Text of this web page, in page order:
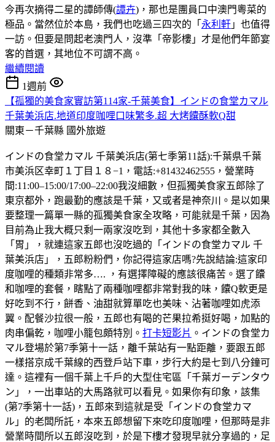
今再次摘得二星的譚師傳(譚卉)，那也是團員口中澳門粵菜的
極品。當然位於本島，我們也吃過三四次的「 永利軒 」也值得
一訪。但要是問起老澳門人，沒準「帝影樓」才是他們年節宴
客的首選，其地位不可謂不高。
繼續閱讀
1週前
【孤獨的美食家實訪第114家-千葉美食】インドの食堂カマル
千葉美浜店.地道印度咖哩口味繁多.超 大烤饢酥軟Q甜
關東－千葉縣 國外旅遊
インドの食堂カマル 千葉美浜店(第七季第11話):千葉県千葉
市美浜区幸町１丁目１８−1，電話:+81432462555，營業時
間:11:00–15:00/17:00–22:00我沒細數，但孤獨美食家五郎除了
東京都外，跑最勤的應該是千葉，又或者是神奈川。是以如果
要整理一篇單一縣的孤獨美食家全攻略，可能就是千葉，因為
目前為止我大概只剩一兩家沒吃到，其他十多家都全數入
「胃」，就連這家五郎也沒吃過的「インドの食堂カマル 千
葉美浜店」，五郎粉粉們，你記得這家店嗎?先說結論:這家印
度咖哩的種類非常多…. ，有選擇障礙的應該很痛苦。選了饢
和咖哩的套餐，瞎點了兩種咖哩都非常對我的味，饢Q軟更是
好吃到不行，餅香、油甜就算單吃也美味、沾著咖哩如虎添
翼。配餐沙拉很一般，五郎也有喝的芒果拉希挺好喝，加點的
肉串偏乾，咖哩小籠包頗特別。 打卡短影片 。インドの食堂カ
マル登場於第7季第十一話，離千葉站有一點距離，要跟五郎
一樣搭京成千葉線的西登戶站下車，步行大約是七到八分鐘可
達。這裡有一個千葉上千戶的大型住宅區「千葉ガーデンタウ
ン」，一出車站的大馬路就可以看見。如果你有印象，該集
(第7季第十一話)，五郎來到這就是受「インドの食堂カマ
ル」的老闆所託，本來五郎想留下來吃印度咖哩，但那時是非
營業時間所以五郎沒吃到，於是下樓才發現早就分享過的，足